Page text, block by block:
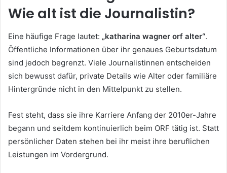
Wie alt ist die Journalistin?
Eine häufige Frage lautet: „katharina wagner orf alter“.
Öffentliche Informationen über ihr genaues Geburtsdatum
sind jedoch begrenzt. Viele Journalistinnen entscheiden
sich bewusst dafür, private Details wie Alter oder familiäre
Hintergründe nicht in den Mittelpunkt zu stellen.
Fest steht, dass sie ihre Karriere Anfang der 2010er-Jahre
begann und seitdem kontinuierlich beim ORF tätig ist. Statt
persönlicher Daten stehen bei ihr meist ihre beruflichen
Leistungen im Vordergrund.